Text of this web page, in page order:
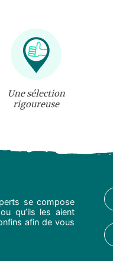
Une sélection
rigoureuse
se compose
qu’ils les aient
afin de vous